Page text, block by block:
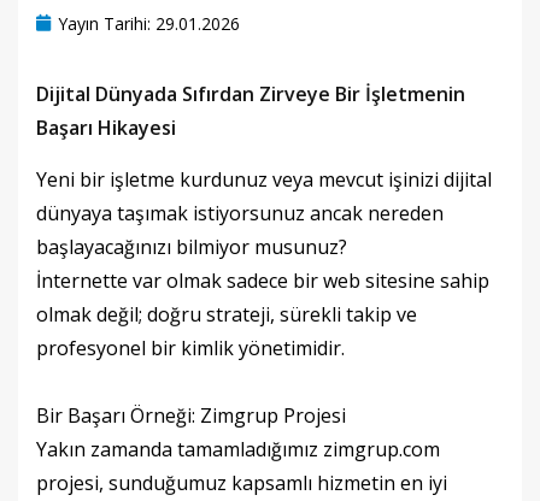
Yayın Tarihi: 29.01.2026
Dijital Dünyada Sıfırdan Zirveye Bir İşletmenin
Başarı Hikayesi
Yeni bir işletme kurdunuz veya mevcut işinizi dijital
dünyaya taşımak istiyorsunuz ancak nereden
başlayacağınızı bilmiyor musunuz?
İnternette var olmak sadece bir web sitesine sahip
olmak değil; doğru strateji, sürekli takip ve
profesyonel bir kimlik yönetimidir.
Bir Başarı Örneği: Zimgrup Projesi
Yakın zamanda tamamladığımız zimgrup.com
projesi, sunduğumuz kapsamlı hizmetin en iyi